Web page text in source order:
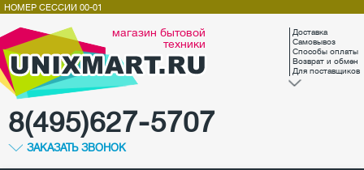
магазин бытовой
техники
8(495)627-5707
ЗАКАЗАТЬ ЗВОНОК
Доставка
Самовывоз
Способы оплаты
Возврат и обмен
Для поставщиков
НОМЕР СЕССИИ 00-01